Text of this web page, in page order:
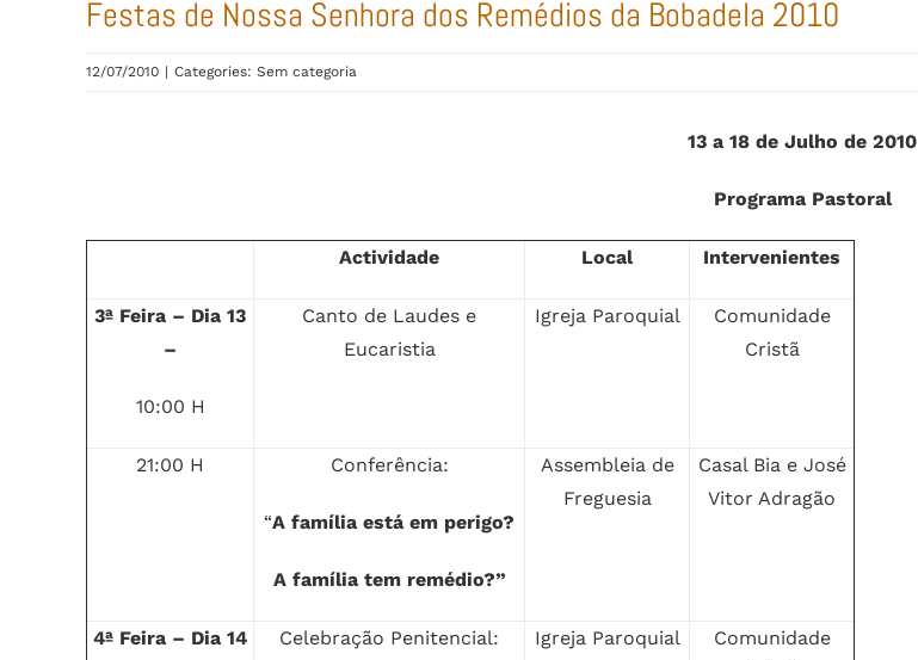
Festas de Nossa Senhora dos Remédios da Bobadela 2010
12/07/2010 | Categories: Sem categoria
13 a 18 de Julho de 2010
Programa Pastoral
Actividade Local Intervenientes
3ª Feira – Dia 13
–
10:00 H
Canto de Laudes e
Eucaristia
Igreja Paroquial
Comunidade
Cristã
21:00 H Conferência:
“A família está em perigo?
A família tem remédio?”
Assembleia de
Freguesia
Casal Bia e José
Vitor Adragão
4ª Feira – Dia 14 Celebração Penitencial: Igreja Paroquial
Comunidade